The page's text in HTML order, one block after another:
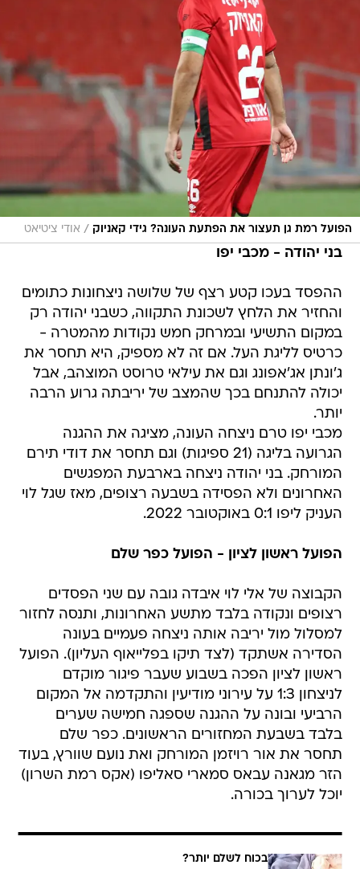
הפועל רמת גן תעצור את הפתעת העונה? גידי קאניוק / אודי ציטיאט
בני יהודה - מכבי יפו
ההפסד בעכו קטע רצף של שלושה ניצחונות כתומים
והחזיר את הלחץ לשכונת התקווה, כשבני יהודה רק
במקום התשיעי ובמרחק חמש נקודות מהמטרה -
כרטיס לליגת העל. אם זה לא מספיק, היא תחסר את
ג'ונתן אג'אפונג וגם את עילאי טרוסט המוצהב, אבל
יכולה להתנחם בכך שהמצב של יריבתה גרוע הרבה
יותר.
מכבי יפו טרם ניצחה העונה, מציגה את ההגנה
הגרועה בליגה (21 ספיגות) וגם תחסר את דודי תירם
המורחק. בני יהודה ניצחה בארבעת המפגשים
האחרונים ולא הפסידה בשבעה רצופים, מאז שגל לוי
העניק ליפו 0:1 באוקטובר 2022.
הפועל ראשון לציון - הפועל כפר שלם
הקבוצה של אלי לוי איבדה גובה עם שני הפסדים
רצופים ונקודה בלבד מתשע האחרונות, ותנסה לחזור
למסלול מול יריבה אותה ניצחה פעמיים בעונה
הסדירה אשתקד (לצד תיקו בפלייאוף העליון). הפועל
ראשון לציון הפכה בשבוע שעבר פיגור מוקדם
לניצחון 1:3 על עירוני מודיעין והתקדמה אל המקום
הרביעי ובונה על ההגנה שספגה חמישה שערים
בלבד בשבעת המחזורים הראשונים. כפר שלם
תחסר את אור רויזמן המורחק ואת נועם שוורץ, בעוד
הזר מגאנה עבאס סמארי סאליפו (אקס רמת השרון)
יוכל לערוך בכורה.
בכוח לשלם יותר?